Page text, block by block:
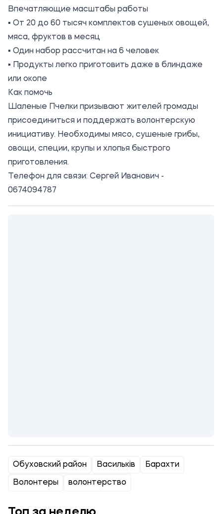
Впечатляющие масштабы работы
▪ От 20 до 60 тысяч комплектов сушеных овощей,
мяса, фруктов в месяц
▪ Один набор рассчитан на 6 человек
▪ Продукты легко приготовить даже в блиндаже
или окопе
Как помочь
Шаленые Пчелки призывают жителей громады
присоединиться и поддержать волонтерскую
инициативу. Необходимы мясо, сушеные грибы,
овощи, специи, крупы и хлопья быстрого
приготовления.
Телефон для связи: Сергей Иванович -
0674094787
Обуховский район Васильків Барахти
Волонтеры волонтерство